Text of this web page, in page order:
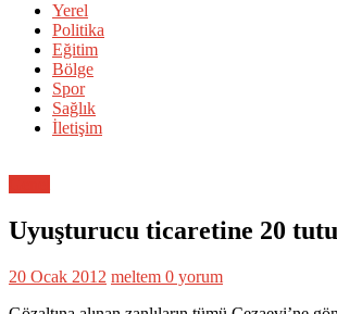
Yerel
Politika
Eğitim
Bölge
Spor
Sağlık
İletişim
Uyuşturucu ticaretine 20
20 Ocak 2012 meltem 0 yorum